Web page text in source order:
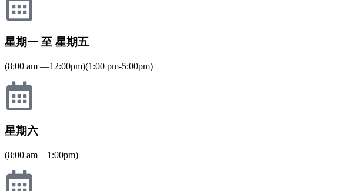
星期一 至 星期五
(8:00 am —12:00pm)(1:00 pm-5:00pm)
星期六
(8:00 am—1:00pm)